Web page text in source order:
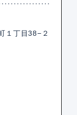
１丁目38−２